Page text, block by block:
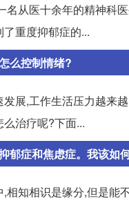
名从医十余年的精神科
重度抑郁症的...
么控制情绪?
展,工作生活压力越来
治疗呢?下面...
郁症和焦虑症。我该如
相知相识是缘分,但是能